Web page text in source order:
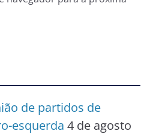
de partidos de
esquerda 4 de agosto